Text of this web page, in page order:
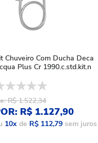
Chuveiro Com Ducha Deca
Plus Cr 1990.c.std.kit.n
R$ 1.522,34
R$ 1.127,90
10x de R$ 112,79 sem juros